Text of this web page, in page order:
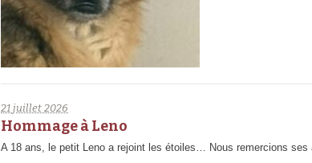
21 juillet 2026
Hommage à Leno
A 18 ans, le petit Leno a rejoint les étoiles… Nous remercions ses